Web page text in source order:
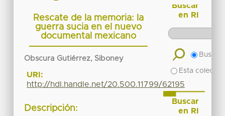
Rescate de la memoria: la
guerra sucia en el nuevo
documental mexicano
Obscura Gutiérrez, Siboney
URI:
http://hdl.handle.net/20.500.11799/62195
Descripción:
Buscar
en RI
Buscar
Esta
Buscar
en RI